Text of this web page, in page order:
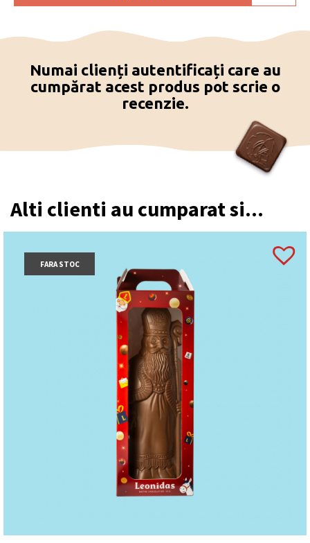
Numai clienți autentificați care au
cumpărat acest produs pot scrie o
recenzie.
Alti clienti au cumparat si...
FARA STOC